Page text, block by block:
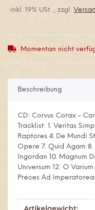
inkl. 19% USt. , zzgl.
Momentan nicht
Beschreibung
CD: Corvus Corax -
Tracklist: 1. Veritas
Raptores 4. De Mundi
Opere 7. Quid Agam 8.
Ingordan 10. Magnum
Universum 12. O
Preces Ad
Produkteigenschaft
Wert